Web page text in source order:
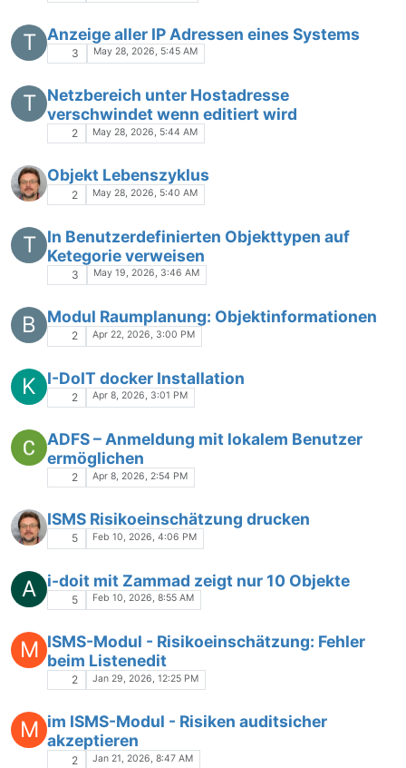
T Anzeige aller IP Adressen eines Systems
3 May 28, 2026, 5:45 AM
T
Netzbereich unter Hostadresse
verschwindet wenn editiert wird
2 May 28, 2026, 5:44 AM
Objekt Lebenszyklus
2 May 28, 2026, 5:40 AM
T
In Benutzerdefinierten Objekttypen auf
Ketegorie verweisen
3 May 19, 2026, 3:46 AM
B Modul Raumplanung: Objektinformationen
2 Apr 22, 2026, 3:00 PM
K I-DoIT docker Installation
2 Apr 8, 2026, 3:01 PM
ADFS – Anmeldung mit lokalem Benutzer
ermöglichen
2 Apr 8, 2026, 2:54 PM
ISMS Risikoeinschätzung drucken
5 Feb 10, 2026, 4:06 PM
A i-doit mit Zammad zeigt nur 10 Objekte
5 Feb 10, 2026, 8:55 AM
M ISMS-Modul - Risikoeinschätzung: Fehler
beim Listenedit
2 Jan 29, 2026, 12:25 PM
M im ISMS-Modul - Risiken auditsicher
akzeptieren
2 Jan 21, 2026, 8:47 AM